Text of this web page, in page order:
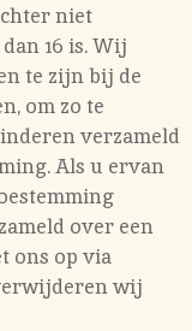
niet
16 is. Wij
te zijn bij de
om zo te
verzameld
Als u ervan
over een
ons op via
wij